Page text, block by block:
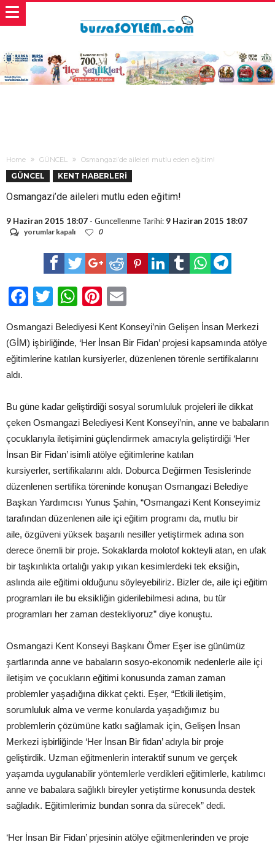
Home GÜNCEL Osmangazi’de aileleri mutlu eden eğitim!
GÜNCEL KENT HABERLERİ
Osmangazi’de aileleri mutlu eden eğitim!
9 Haziran 2015 18:07 - Guncellenme Tarihi: 9 Haziran 2015 18:07
Osmangazi’de
yorumlar kapalı 0
Facebook
TwitterWhatsApp
Pinterest
Osmangazi Belediyesi Kent Konseyi’nin Gelişen İnsan Merkezi
(GİM) işbirliğinde, ‘Her İnsan Bir Fidan’ projesi kapsamında atölye
eğitimlerine katılan kursiyerler, düzenlenen törenle sertifikalarını
aldı.
Bu güne kadar geliştirdiği sosyal sorumluluk projeleri ile dikkat
çeken Osmangazi Belediyesi Kent Konseyi’nin, anne ve babaların
çocuklarıyla iletişimini güçlendirmek amacıyla geliştirdiği ‘Her
İnsan Bir Fidan’ isimli atölye eğitimlerine katılan
kursiyerler, sertifikalarını aldı. Doburca Değirmen Tesislerinde
düzenlenen sertifika töreninde konuşan Osmangazi Belediye
Başkan Yardımcısı Yunus Şahin, “Osmangazi Kent Konseyimiz
tarafından düzenlenen aile içi eğitim programı da, mutlu bir
aile, özgüveni yüksek başarılı nesiller yetiştirmek adına son
derece önemli bir proje. Sokaklarda molotof kokteyli atan, en ufak
bir taşkınlıkta ortalığı yakıp yıkan kesimlerdeki tek eksiğin,
aslında aile eğitimi olduğunu söyleyebiliriz. Bizler de, aile içi eğitim
programları ile bu eksikliğin giderilebilmesi adına, bu tür
programları her zaman destekliyoruz” diye konuştu.
Osmangazi Kent Konseyi Başkanı Ömer Eşer ise günümüz
şartlarında anne ve babaların sosyo-ekonomik nedenlerle aile içi
iletişim ve çocukların eğitimi konusunda zaman zaman
problemler yaşadığına dikkat çekti. Eşer, “Etkili iletişim,
sorumluluk alma ve verme konularda yaşadığımız bu
problemlerin çözümüne katkı sağlamak için, Gelişen İnsan
Merkezi işbirliğinde ‘Her İnsan Bir fidan’ adıyla bir proje
geliştirdik. Uzman eğitmenlerin interaktif sunum ve gerçek
yaşamda uygulanabilir yöntemlerle verdikleri eğitimlerle, katılımcı
anne ve babalara sağlıklı bireyler yetiştirme konusunda destek
sağladık. Eğitimlerimiz bundan sonra da sürecek” dedi.
‘Her İnsan Bir Fidan’ prjesinin atölye eğitmenlerinden ve proje